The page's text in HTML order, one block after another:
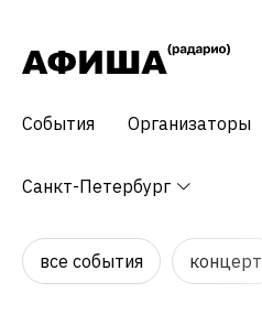
События Организаторы
Санкт-Петербург
все события концерт